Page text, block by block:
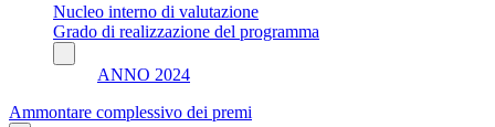
Nucleo interno di valutazione
Grado di realizzazione del programma
ANNO 2024
Ammontare complessivo dei premi